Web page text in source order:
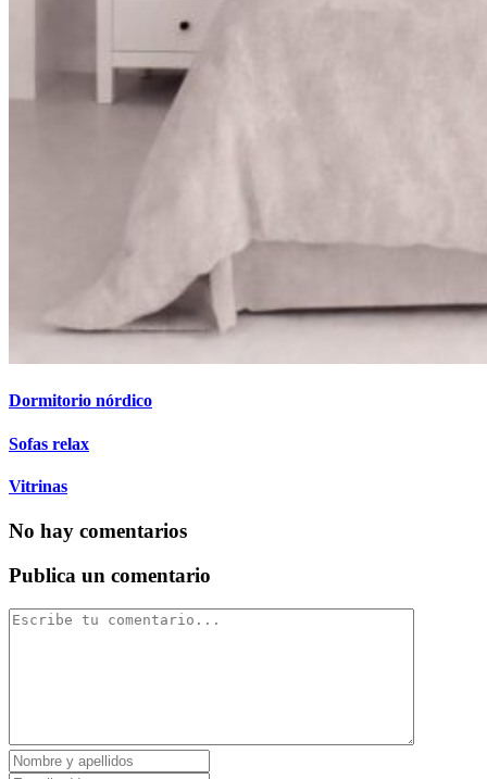
Dormitorio nórdico
Sofas relax
Vitrinas
No hay comentarios
Publica un comentario